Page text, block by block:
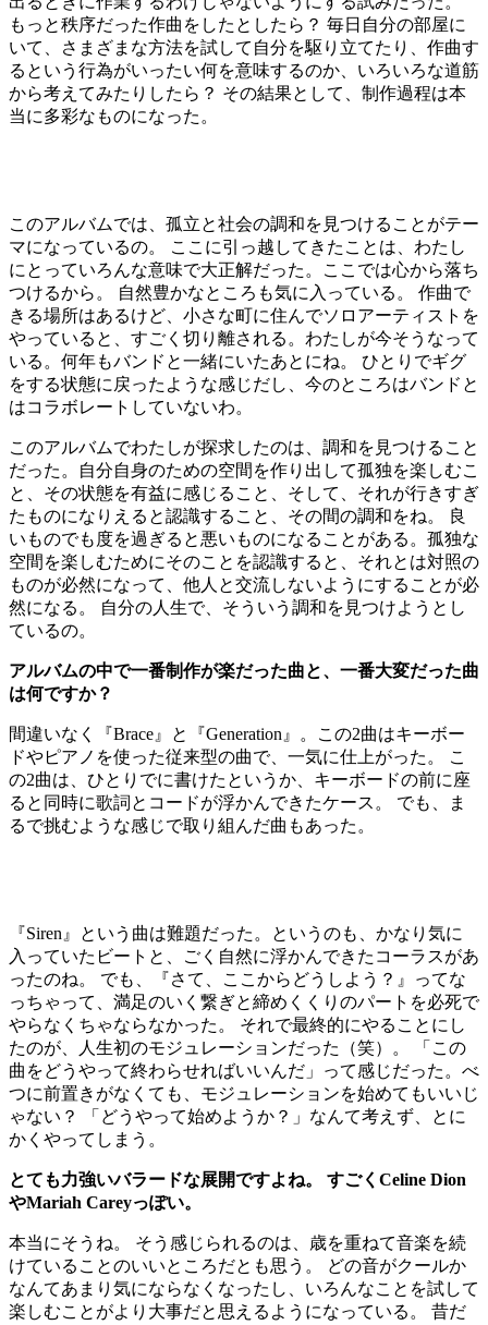
もっと秩序だった作曲をしたとしたら？ 毎日自分の部屋に
いて、さまざまな方法を試して自分を駆り立てたり、作曲す
るという行為がいったい何を意味するのか、いろいろな道筋
から考えてみたりしたら？ その結果として、制作過程は本
当に多彩なものになった。
このアルバムでは、孤立と社会の調和を見つけることがテー
マになっているの。 ここに引っ越してきたことは、わたし
にとっていろんな意味で大正解だった。ここでは心から落ち
つけるから。 自然豊かなところも気に入っている。 作曲で
きる場所はあるけど、小さな町に住んでソロアーティストを
やっていると、すごく切り離される。わたしが今そうなって
いる。何年もバンドと一緒にいたあとにね。 ひとりでギグ
をする状態に戻ったような感じだし、今のところはバンドと
はコラボレートしていないわ。
このアルバムでわたしが探求したのは、調和を見つけること
だった。自分自身のための空間を作り出して孤独を楽しむこ
と、その状態を有益に感じること、そして、それが行きすぎ
たものになりえると認識すること、その間の調和をね。 良
いものでも度を過ぎると悪いものになることがある。孤独な
空間を楽しむためにそのことを認識すると、それとは対照の
ものが必然になって、他人と交流しないようにすることが必
然になる。 自分の人生で、そういう調和を見つけようとし
ているの。
アルバムの中で一番制作が楽だった曲と、一番大変だった曲
は何ですか？
間違いなく『Brace』と『Generation』。この2曲はキーボー
ドやピアノを使った従来型の曲で、一気に仕上がった。 こ
の2曲は、ひとりでに書けたというか、キーボードの前に座
ると同時に歌詞とコードが浮かんできたケース。 でも、ま
るで挑むような感じで取り組んだ曲もあった。
『Siren』という曲は難題だった。というのも、かなり気に
入っていたビートと、ごく自然に浮かんできたコーラスがあ
ったのね。 でも、『さて、ここからどうしよう？』ってな
っちゃって、満足のいく繋ぎと締めくくりのパートを必死で
やらなくちゃならなかった。 それで最終的にやることにし
たのが、人生初のモジュレーションだった（笑）。 「この
曲をどうやって終わらせればいいんだ」って感じだった。べ
つに前置きがなくても、モジュレーションを始めてもいいじ
ゃない？ 「どうやって始めようか？」なんて考えず、とに
かくやってしまう。
とても力強いバラードな展開ですよね。 すごくCeline Dion
やMariah Careyっぽい。
本当にそうね。 そう感じられるのは、歳を重ねて音楽を続
けていることのいいところだとも思う。 どの音がクールか
なんてあまり気にならなくなったし、いろんなことを試して
楽しむことがより大事だと思えるようになっている。 昔だ